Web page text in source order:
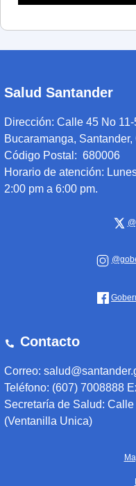
Salud Santander
Dirección: Calle 45 No 11-
Bucaramanga,
Código Postal: 680006
Horario de atención:
2:00 pm a 6:00 pm.
Contacto
Correo:
Teléfono: (607) 7008888
Secretaría de Salud:
(Ventanilla Unica)